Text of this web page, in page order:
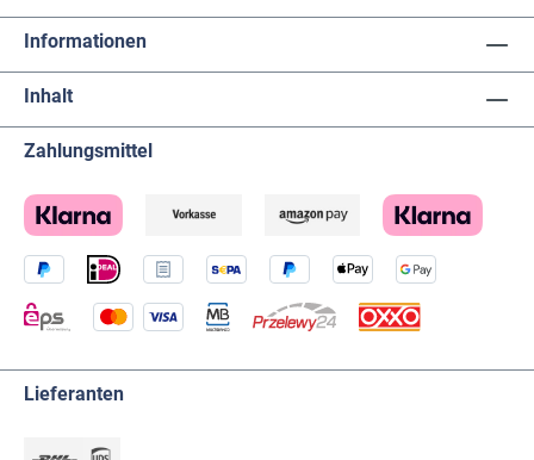
Informationen
Inhalt
Zahlungsmittel
Lieferanten